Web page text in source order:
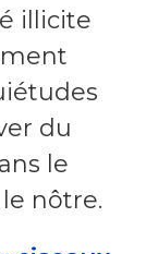
illicite
du
le
nôtre.